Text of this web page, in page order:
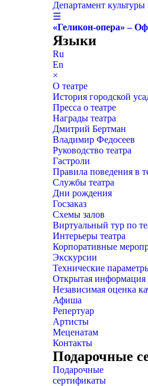
Департамент
☰
«Геликон-опера» –
Языки
Ru
En
×
О театре
История городской
Пресса о театре
Награды театра
Дмитрий Бертман
Владимир Федосеев
Руководство театра
Гастроли
Правила поведения в
Службы театра
Дни рождения
Госзаказ
Схемы залов
Виртуальный тур по
Интерьеры театра
Корпоративные
Экскурсии
Технические
Открытая информация
Независимая оценка
Афиша
Репертуар
Артисты
Меценатам
Контакты
Подарочные
Подарочные
сертификаты